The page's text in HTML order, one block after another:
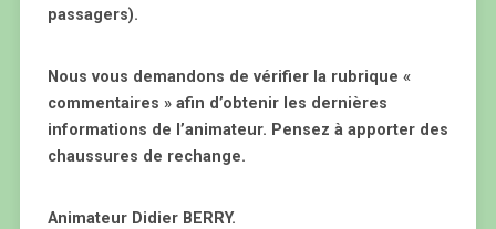
passagers).
Nous vous demandons de vérifier la rubrique «
commentaires » afin d’obtenir les dernières
informations de l’animateur. Pensez à apporter des
chaussures de rechange.
Animateur Didier BERRY.